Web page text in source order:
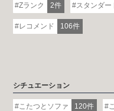
Zランク 2件 スタンダー
レコメンド 106件
シチュエーション
こたつとソファ 120件